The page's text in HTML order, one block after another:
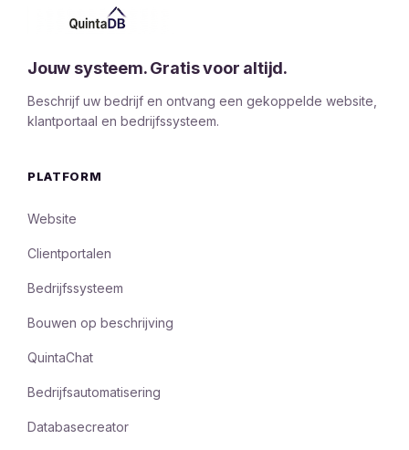
Jouw systeem. Gratis voor altijd.
Beschrijf uw bedrijf en ontvang een gekoppelde website,
klantportaal en bedrijfssysteem.
PLATFORM
Website
Clientportalen
Bedrijfssysteem
Bouwen op beschrijving
QuintaChat
Bedrijfsautomatisering
Databasecreator